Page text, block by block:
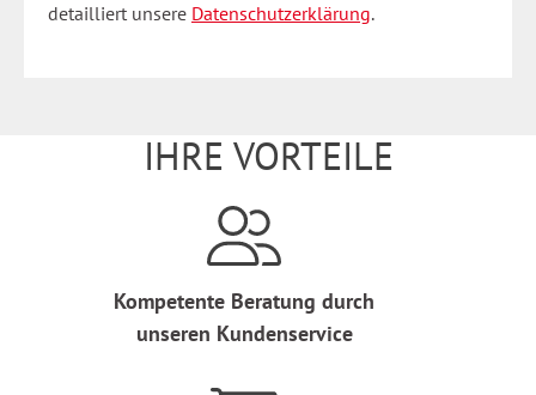
detailliert unsere Datenschutzerklärung.
IHRE VORTEILE
Kompetente Beratung durch
unseren Kundenservice